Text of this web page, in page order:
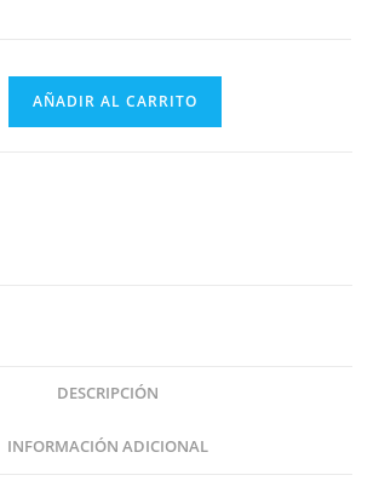
AÑADIR AL CARRITO
DESCRIPCIÓN
INFORMACIÓN ADICIONAL